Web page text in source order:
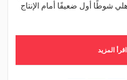
شوطًا أول ضعيفًا أمام الإنتاج
اقرأ المزيد